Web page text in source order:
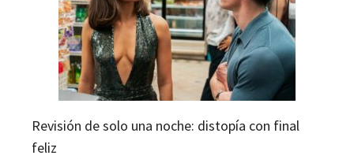
Revisión de solo una noche: distopía con final
feliz